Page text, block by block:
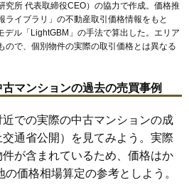
所 代表取締役CEO）の協力で作成。価格推
ライブラリ 」の不動産取引価格情報をもと
デル「LightGBM」の手法で算出した。エリア
ので、個別物件の実際の取引価格とは異なる
マンションの過去の売買事例
での実際の中古マンションの成
通省公開）を見てみよう。実際
が含まれているため、価格はか
価格相場算定の参考としよう。